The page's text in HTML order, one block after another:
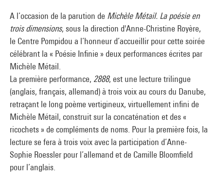
A l’occasion de la parution de Michèle Métail. La poésie en
trois dimensions, sous la direction d'Anne-Christine Royère,
le Centre Pompidou a l’honneur d’accueillir pour cette soirée
célébrant la « Poésie Infinie » deux performances écrites par
Michèle Métail.
La première performance, 2888, est une lecture trilingue
(anglais, français, allemand) à trois voix au cours du Danube,
retraçant le long poème vertigineux, virtuellement infini de
Michèle Métail, construit sur la concaténation et des «
ricochets » de compléments de noms. Pour la première fois, la
lecture se fera à trois voix avec la participation d’Anne-
Sophie Roessler pour l’allemand et de Camille Bloomfield
pour l’anglais.